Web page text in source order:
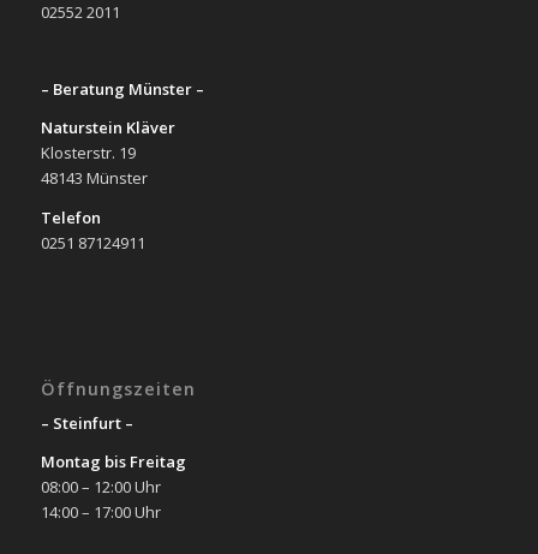
02552 2011
– Beratung Münster –
Naturstein Kläver
Klosterstr. 19
48143 Münster
Telefon
0251 87124911
Öffnungszeiten
– Steinfurt –
Montag bis Freitag
08:00 – 12:00 Uhr
14:00 – 17:00 Uhr